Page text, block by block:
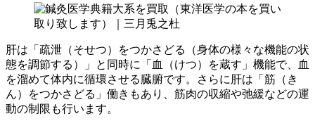
肝は「疏泄（そせつ）をつかさどる（身体の様々な機能の状
態を調節する）」と同時に「血（けつ）を蔵す」機能で、血
を溜めて体内に循環させる臓腑です。さらに肝は「筋（き
ん）をつかさどる」働きもあり、筋肉の収縮や弛緩などの運
動の制限も行います。